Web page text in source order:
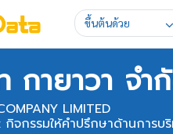
ขึ้นต้นด้วย
กายาวา จำ
LIMITED
จกรรมให้คำปรึกษาด้านการบ